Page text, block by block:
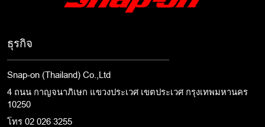
ธุรกิจ
Snap-on (Thailand) Co.,Ltd
4 ถนน กาญจนาภิเษก แขวงประเวศ เขตประเวศ กรุงเทพมหานคร
10250
โทร 02 026 3255